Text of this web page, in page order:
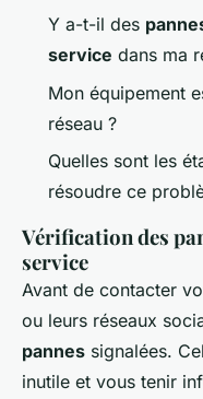
Y a-t-il des
service dans ma
Mon équipement
réseau ?
Quelles sont les
résoudre ce
Vérification des
service
Avant de contacter
ou leurs réseaux
pannes signalées.
inutile et vous tenir